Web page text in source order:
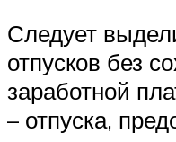
Следует
отпусков без
заработной
– отпуска,